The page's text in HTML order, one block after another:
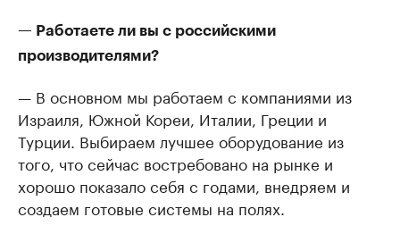
— Работаете ли вы с российскими
производителями?
— В основном мы работаем с компаниями из
Израиля, Южной Кореи, Италии, Греции и
Турции. Выбираем лучшее оборудование из
того, что сейчас востребовано на рынке и
хорошо показало себя с годами, внедряем и
создаем готовые системы на полях.